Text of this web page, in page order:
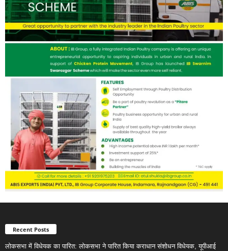
Recent Posts
लोकसभा में विधेयक का पारित: लोकसभा ने पारित किया कराधान संशोधन विधेयक, यूपीआई